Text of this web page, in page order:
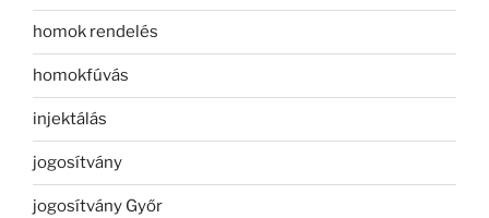
homok rendelés
homokfúvás
injektálás
jogosítvány
jogosítvány Győr